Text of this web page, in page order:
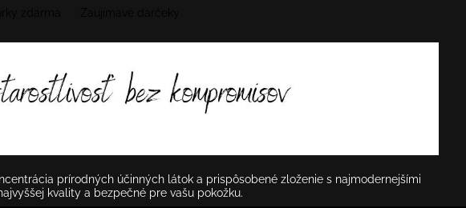
prírodných účinných látok a prispôsobené zloženie s najmodernejšími
kvality a bezpečné pre vašu pokožku.